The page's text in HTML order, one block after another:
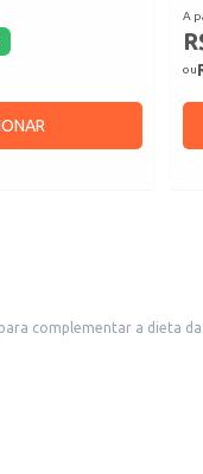
A
ou
complementar a dieta